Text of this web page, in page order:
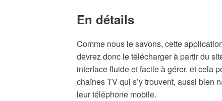
En détails
Comme nous le savons, cette
devrez donc le télécharger à partir du
interface fluide et facile à gérer, et cela
chaînes TV qui s’y trouvent, aussi bien
leur téléphone mobile.